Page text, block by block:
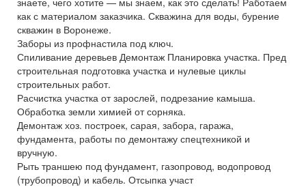
как с материалом заказчика. Скважина для воды, бурение
скважин в Воронеже.
Заборы из профнастила под ключ.
Спиливание деревьев Демонтаж Планировка участка. Пред
строительная подготовка участка и нулевые циклы
строительных работ.
Расчистка участка от зарослей, подрезание камыша.
Обработка земли химией от сорняка.
Демонтаж хоз. построек, сарая, забора, гаража,
фундамента, работы по демонтажу спецтехникой и
вручную.
Рыть траншею под фундамент, газопровод, водопровод
(трубопровод) и кабель. Отсыпка участ